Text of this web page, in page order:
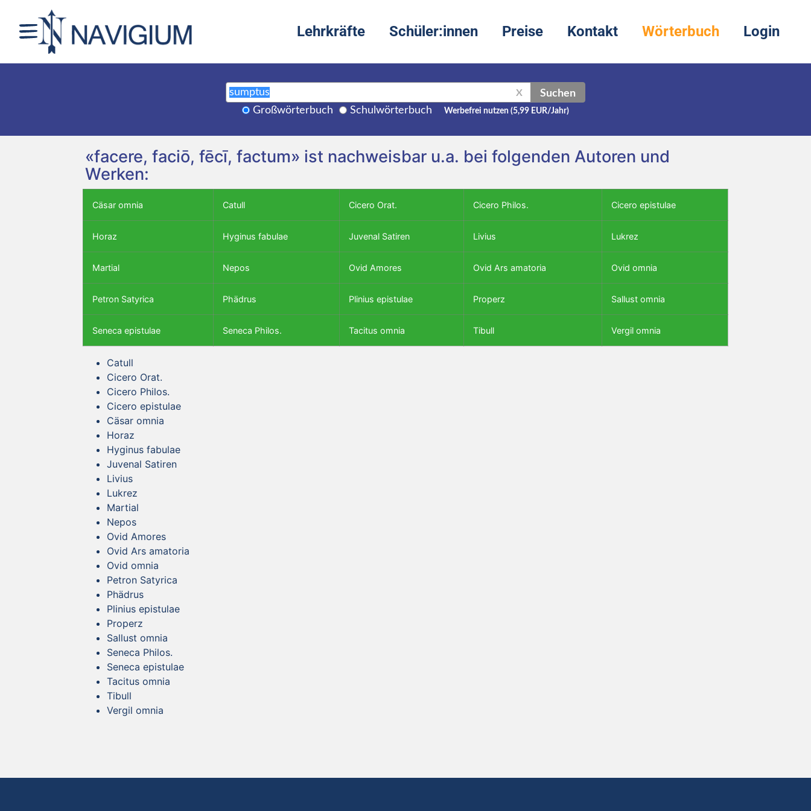
Lehrkräfte Schüler:innen Preise Kontakt Wörterbuch Login
X Suchen
Großwörterbuch Schulwörterbuch Werbefrei nutzen (5,99 EUR/Jahr)
«facere, faciō, fēcī, factum» ist nachweisbar u.a. bei folgenden Autoren und
Werken:
Cäsar omnia Catull Cicero Orat. Cicero Philos. Cicero epistulae
Horaz Hyginus fabulae Juvenal Satiren Livius Lukrez
Martial Nepos Ovid Amores Ovid Ars amatoria Ovid omnia
Petron Satyrica Phädrus Plinius epistulae Properz Sallust omnia
Seneca epistulae Seneca Philos. Tacitus omnia Tibull Vergil omnia
Catull
Cicero Orat.
Cicero Philos.
Cicero epistulae
Cäsar omnia
Horaz
Hyginus fabulae
Juvenal Satiren
Livius
Lukrez
Martial
Nepos
Ovid Amores
Ovid Ars amatoria
Ovid omnia
Petron Satyrica
Phädrus
Plinius epistulae
Properz
Sallust omnia
Seneca Philos.
Seneca epistulae
Tacitus omnia
Tibull
Vergil omnia